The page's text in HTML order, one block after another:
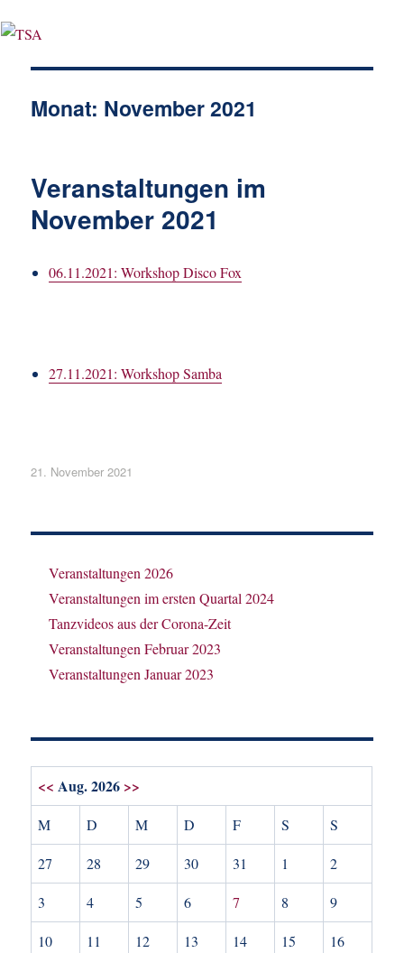
Monat: November 2021
Veranstaltungen im
November 2021
06.11.2021: Workshop Disco Fox
27.11.2021: Workshop Samba
Veröffentlicht
21. November 2021
Veranstaltungen 2026
Veranstaltungen im ersten Quartal 2024
Tanzvideos aus der Corona-Zeit
Veranstaltungen Februar 2023
Veranstaltungen Januar 2023
<< Aug. 2026 >>
M D M D F S S
27 28 29 30 31 1 2
3 4 5 6 7 8 9
10 11 12 13 14 15 16